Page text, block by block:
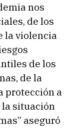
nos
de los
la violencia
de los
de la
protección a
la situación
aseguró